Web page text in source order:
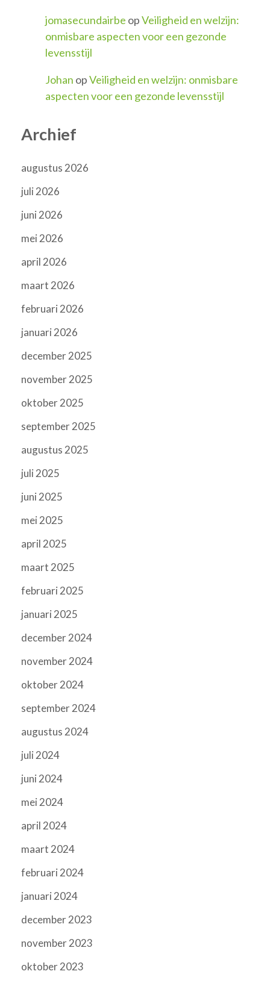
jomasecundairbe opVeiligheid en welzijn:
onmisbare aspecten voor een gezonde
levensstijl
Johan opVeiligheid en welzijn: onmisbare
aspecten voor een gezonde levensstijl
Archief
augustus 2026
juli 2026
juni 2026
mei 2026
april 2026
maart 2026
februari 2026
januari 2026
december 2025
november 2025
oktober 2025
september 2025
augustus 2025
juli 2025
juni 2025
mei 2025
april 2025
maart 2025
februari 2025
januari 2025
december 2024
november 2024
oktober 2024
september 2024
augustus 2024
juli 2024
juni 2024
mei 2024
april 2024
maart 2024
februari 2024
januari 2024
december 2023
november 2023
oktober 2023